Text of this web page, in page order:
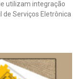
utilizam integração
de Serviços Eletrônica